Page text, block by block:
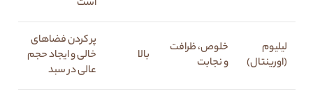
لیلیوم
(اورینتال)
خلوص، ظرافت
و نجابت
بالا
پر کردن فضاهای
خالی و ایجاد حجم
عالی در سبد